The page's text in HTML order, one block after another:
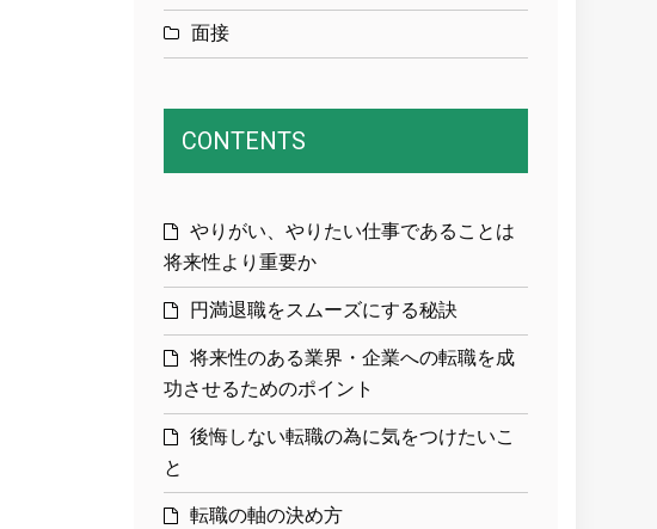
面接
CONTENTS
やりがい、やりたい仕事であることは
将来性より重要か
円満退職をスムーズにする秘訣
将来性のある業界・企業への転職を成
功させるためのポイント
後悔しない転職の為に気をつけたいこ
と
転職の軸の決め方